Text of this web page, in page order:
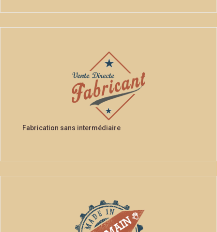
Fabrication sans intermédiaire